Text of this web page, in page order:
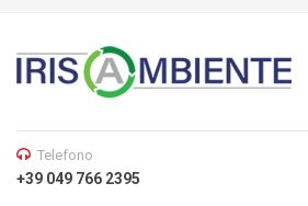
Telefono
+39 049 766 2395